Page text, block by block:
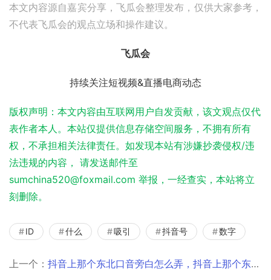
本文内容源自嘉宾分享，飞瓜会整理发布，仅供大家参考，
不代表飞瓜会的观点立场和操作建议。
飞瓜会
持续关注短视频&直播电商动态
版权声明：本文内容由互联网用户自发贡献，该文观点仅代
表作者本人。本站仅提供信息存储空间服务，不拥有所有
权，不承担相关法律责任。如发现本站有涉嫌抄袭侵权/违
法违规的内容， 请发送邮件至
sumchina520@foxmail.com 举报，一经查实，本站将立
刻删除。
ID 什么 吸引 抖音号 数字
上一个： 抖音上那个东北口音旁白怎么弄，抖音上那个东北口音旁白怎么弄出来的？